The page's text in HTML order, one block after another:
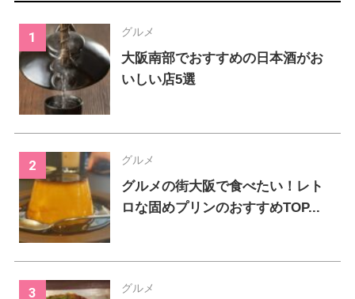
グルメ
大阪南部でおすすめの日本酒がお
いしい店5選
グルメ
グルメの街大阪で食べたい！レト
ロな固めプリンのおすすめTOP...
グルメ